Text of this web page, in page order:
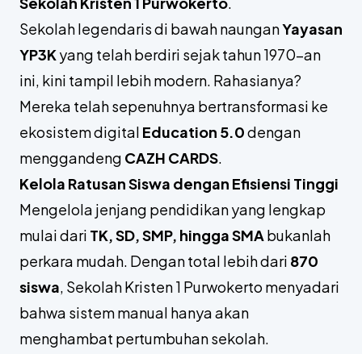
Sekolah legendaris di bawah naunganYayasan
YP3Kyang telah berdiri sejak tahun 1970-an
ini, kini tampil lebih modern. Rahasianya?
Mereka telah sepenuhnya bertransformasi ke
ekosistem digital Education 5.0dengan
menggandeng CAZH CARDS.
Kelola Ratusan Siswa dengan Efisiensi Tinggi
Mengelola jenjang pendidikan yang lengkap
mulai dari TK, SD, SMP, hingga SMAbukanlah
perkara mudah. Dengan total lebih dari 870
siswa, Sekolah Kristen 1 Purwokerto menyadari
bahwa sistem manual hanya akan
menghambat pertumbuhan sekolah.